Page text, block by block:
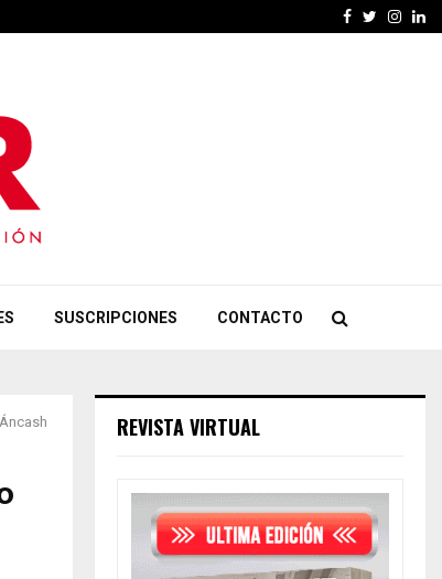
Facebook
Twitter
SUSCRIPCIONES CONTACTO
REVISTA VIRTUAL